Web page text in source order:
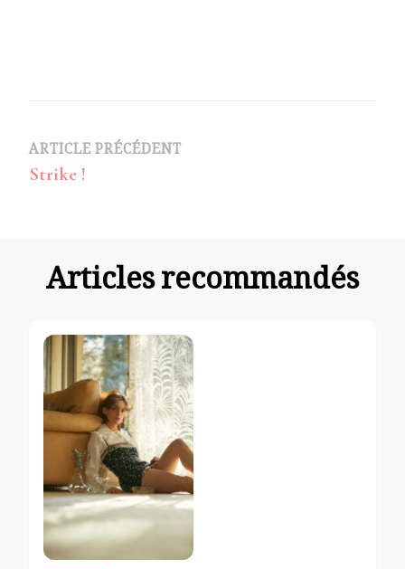
Navigation
d’article
ARTICLE PRÉCÉDENT
Strike !
Articles recommandés